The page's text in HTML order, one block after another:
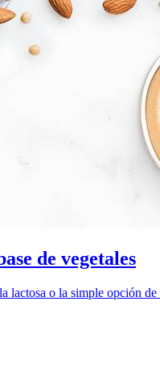
de vegetales
lactosa o la simple opción